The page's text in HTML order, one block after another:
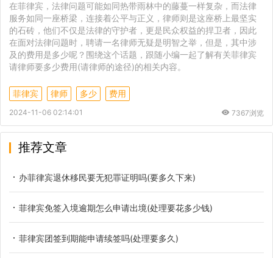
在菲律宾，法律问题可能如同热带雨林中的藤蔓一样复杂，而法律
服务如同一座桥梁，连接着公平与正义，律师则是这座桥上最坚实
的石砖，他们不仅是法律的守护者，更是民众权益的捍卫者，因此
在面对法律问题时，聘请一名律师无疑是明智之举，但是，其中涉
及的费用是多少呢？围绕这个话题，跟随小编一起了解有关菲律宾
请律师要多少费用(请律师的途径)的相关内容。
菲律宾 律师 多少 费用
2024-11-06 02:14:01 7367浏览
推荐文章
办菲律宾退休移民要无犯罪证明吗(要多久下来)
菲律宾免签入境逾期怎么申请出境(处理要花多少钱)
菲律宾团签到期能申请续签吗(处理要多久)